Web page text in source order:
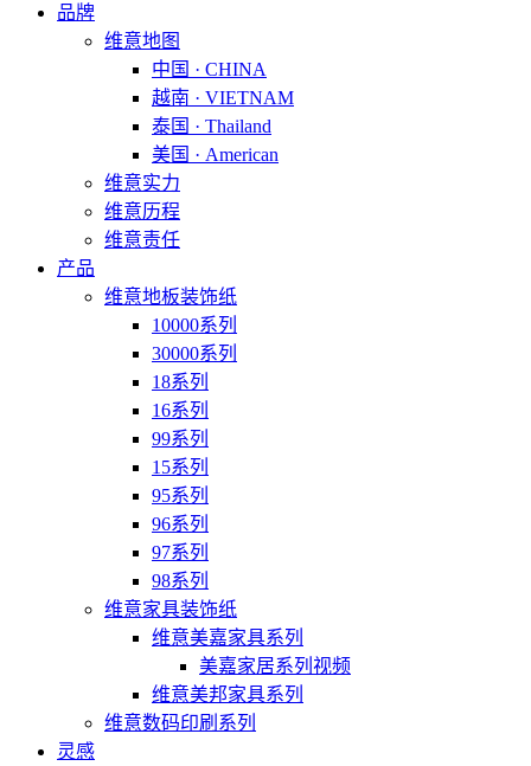
品牌
维意地图
中国 · CHINA
越南 · VIETNAM
泰国 · Thailand
美国 · American
维意实力
维意历程
维意责任
产品
维意地板装饰纸
10000系列
30000系列
18系列
16系列
99系列
15系列
95系列
96系列
97系列
98系列
维意家具装饰纸
维意美嘉家具系列
美嘉家居系列视频
维意美邦家具系列
维意数码印刷系列
灵感